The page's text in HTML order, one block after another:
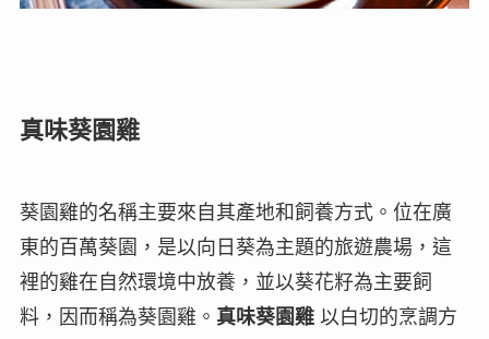
真味葵園雞
葵園雞的名稱主要來自其產地和飼養方式。位在廣
東的百萬葵園，是以向日葵為主題的旅遊農場，這
裡的雞在自然環境中放養，並以葵花籽為主要飼
料，因而稱為葵園雞。 真味葵園雞以白切的烹調方